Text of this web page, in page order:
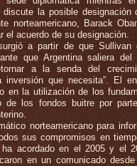
la posible designación
norteamericano, Barack
el acuerdo de su designación.
a partir de que Sullivan
que Argentina saliera
a la senda del
que necesita”. El
en la utilización de los
de los fondos buitre por
norteamericano para
sus compromisos en
acordado en el 2005 y el
en un comunicado